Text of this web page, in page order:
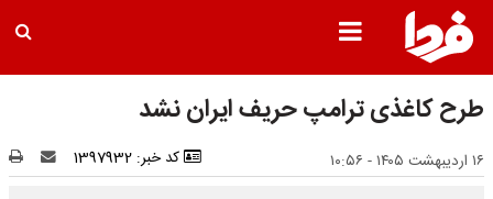
طرح کاغذی ترامپ حریف ایران نشد
۱۶ اردیبهشت ۱۴۰۵ - ۱۰:۵۶ کد خبر: 1397932